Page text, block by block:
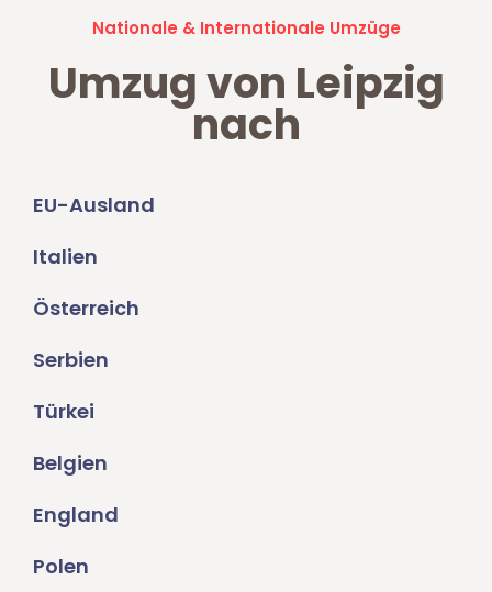
Nationale & Internationale Umzüge
Umzug von Leipzig
nach
EU-Ausland
Italien
Österreich
Serbien
Türkei
Belgien
England
Polen